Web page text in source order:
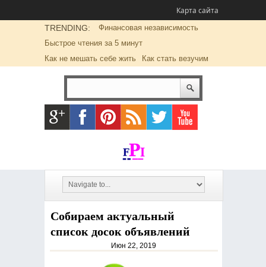
Карта сайта
TRENDING:
Финансовая независимость
Быстрое чтения за 5 минут
Как не мешать себе жить
Как стать везучим
Собираем актуальный
список досок объявлений
Июн 22, 2019